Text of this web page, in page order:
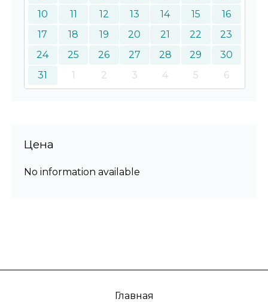
10
11 12 13 14 15
16
17
18 19 20 21 22
23
24
25 26 27 28 29
30
31
1 2 3 4 5 6
Цена
No information available
Главная